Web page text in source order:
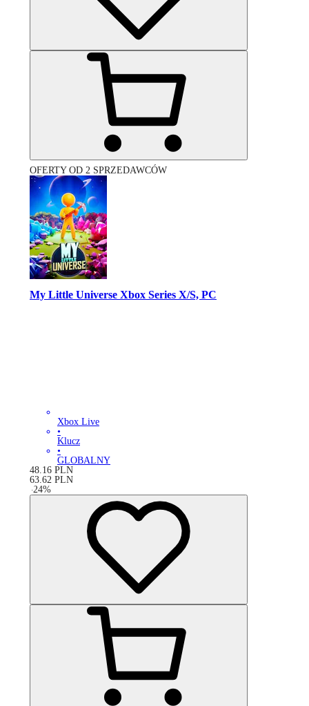
OFERTY OD 2 SPRZEDAWCÓW
My Little Universe Xbox Series X/S, PC
Xbox Live
•
Klucz
•
GLOBALNY
48.16 PLN
63.62 PLN
-24%